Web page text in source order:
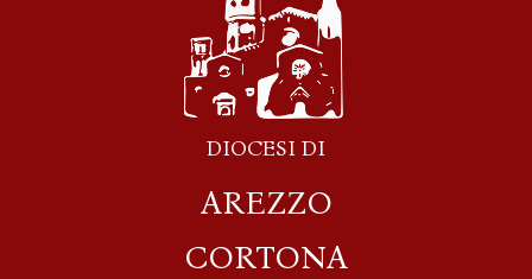
DIOCESI DI
AREZZO
CORTONA